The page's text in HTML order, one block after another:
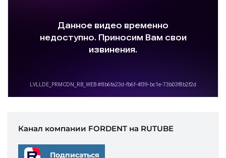
Канал компании FORDENT на RUTUBE
Подписаться